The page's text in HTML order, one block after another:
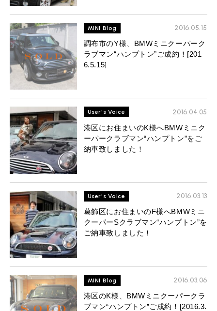
MINI Blog
2016.05.15
調布市のY様、BMWミニクーパーク
ラブマン“ハンプトン”ご成約！[201
6.5.15]
User's Voice
2016.04.05
港区にお住まいのK様へBMWミニク
ーパークラブマン“ハンプトン”をご
納車致しました！
User's Voice
2016.03.13
葛飾区にお住まいのF様へBMWミニ
クーパーSクラブマン“ハンプトン”を
ご納車致しました！
MINI Blog
2016.03.06
港区のK様、BMWミニクーパークラ
ブマン“ハンプトン”ご成約！[2016.3.